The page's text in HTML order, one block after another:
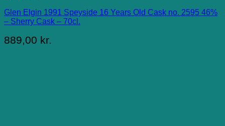
Glen Elgin 1991 Speyside 16 Years Old Cask no. 2595 46%
– Sherry Cask – 70cl.
889,00 kr.